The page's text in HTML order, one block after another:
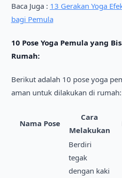
Baca Juga : 13 Gerakan Yoga
bagi Pemula
10 Pose Yoga Pemula yang
Rumah:
Berikut adalah 10 pose yoga
aman untuk dilakukan di rumah:
Nama Pose
Cara
Melakukan
Berdiri
tegak
dengan kaki